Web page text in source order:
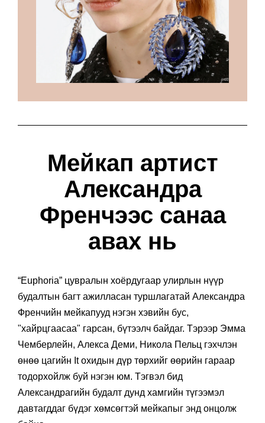
Мейкап артист
Александра
Френчээс санаа
авах нь
“Euphoria” цувралын хоёрдугаар улирлын нүүр
будалтын багт ажилласан туршлагатай Александра
Френчийн мейкапууд нэгэн хэвийн бус,
"хайрцгаасаа" гарсан, бүтээлч байдаг. Тэрээр Эмма
Чемберлейн, Алекса Деми, Никола Пельц гэхчлэн
өнөө цагийн It охидын дүр төрхийг өөрийн гараар
тодорхойлж буй нэгэн юм. Тэгвэл бид
Александрагийн будалт дунд хамгийн түгээмэл
давтагддаг бүдэг хөмсөгтэй мейкапыг энд онцолж